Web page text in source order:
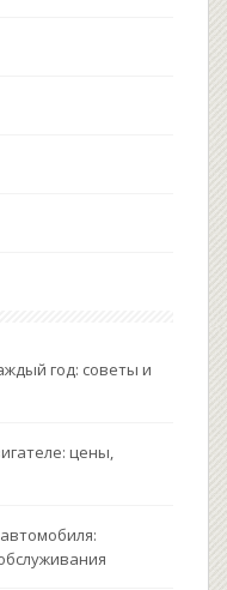
год: советы и
цены,